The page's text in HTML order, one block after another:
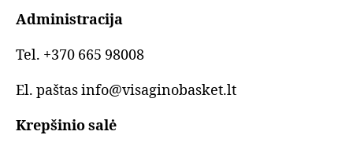
Administracija
Tel. +370 665 98008
El. paštas info@visaginobasket.lt
Krepšinio salė